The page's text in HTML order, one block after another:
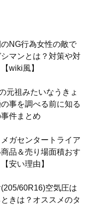
NG行為女性の敵で
マンとは？対策や対
wiki風】
元祖みたいなうきょ
事を調べる前に知る
件まとめ
ガセンタートライア
品＆売り場面積おす
安い理由】
60R16)空気圧は
きは？オススメのタ